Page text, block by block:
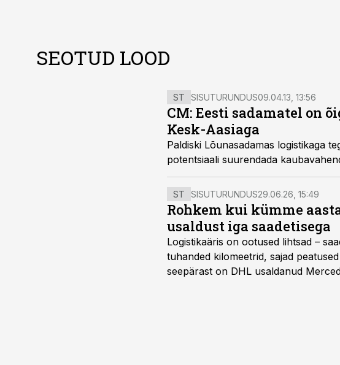
SEOTUD LOOD
ST SISUTURUNDUS09.04.13, 13:56
CM: Eesti sadamatel on
Kesk-Aasiaga
Paldiski Lõunasadamas logistikaga
potentsiaali suurendada
ST SISUTURUNDUS29.06.26, 15:49
Rohkem kui kümme
usaldust iga saadetisega
Logistikaäris on ootused lihtsad –
tuhanded kilomeetrid, sajad
seepärast on DHL usaldanud